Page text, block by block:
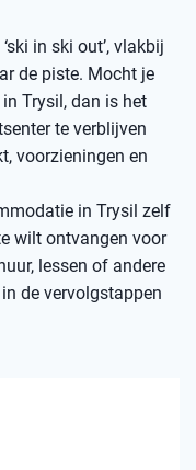
in ski out’, vlakbij
de piste. Mocht je
Trysil, dan is het
te verblijven
voorzieningen en
in Trysil zelf
wilt ontvangen voor
lessen of andere
de vervolgstappen